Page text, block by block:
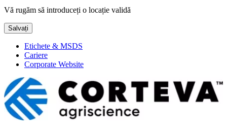
Vă rugăm să introduceți o locație validă
Salvați
Etichete & MSDS
Cariere
Corporate Website